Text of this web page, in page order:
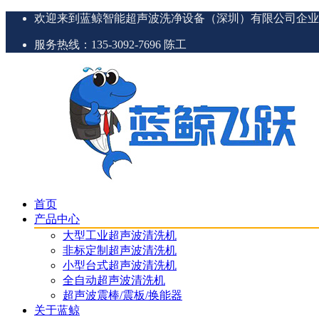
欢迎来到蓝鲸智能超声波洗净设备（深圳）有限公司企
服务热线：135-3092-7696 陈工
首页
产品中心
大型工业超声波清洗机
非标定制超声波清洗机
小型台式超声波清洗机
全自动超声波清洗机
超声波震棒/震板/换能器
关于蓝鲸